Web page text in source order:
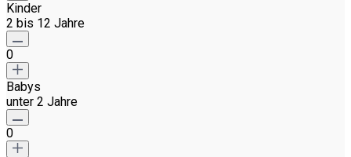
Kinder
2 bis 12 Jahre
0
Babys
unter 2 Jahre
0